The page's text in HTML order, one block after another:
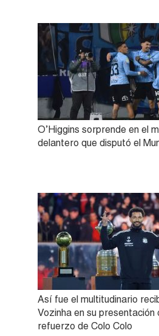
O’Higgins sorprende en el
delantero que disputó el
Así fue el multitudinario
Vozinha en su presentación
refuerzo de Colo Colo